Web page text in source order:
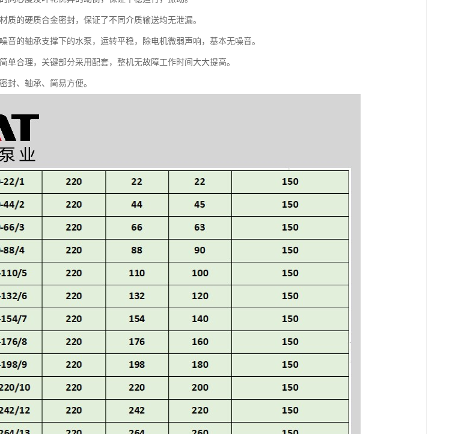
质的硬质合金密封，保证了不同介质输送均无泄漏。
音的轴承支撑下的水泵，运转平稳，除电机微弱声响，基本无噪音。
单合理，关键部分采用配套，整机无故障工作时间大大提高。
封、轴承、简易方便。